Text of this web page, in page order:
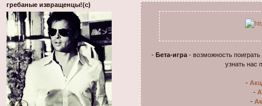
гребаные извращенцы!(с)
- Бета-игра- возможность
узнать нас
-
-
-